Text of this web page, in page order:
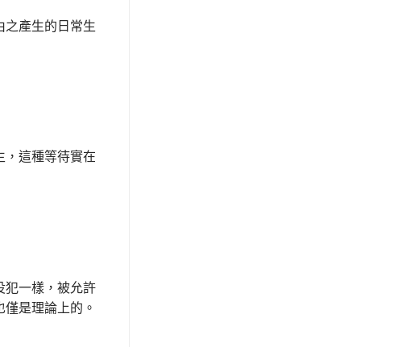
之產生的日常生
，這種等待實在
犯一樣，被允許
是理論上的。